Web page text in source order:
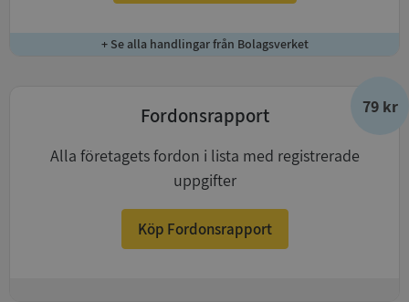
+ Se alla handlingar från Bolagsverket
79 kr
Fordonsrapport
Alla företagets fordon i lista med registrerade
uppgifter
Köp Fordonsrapport